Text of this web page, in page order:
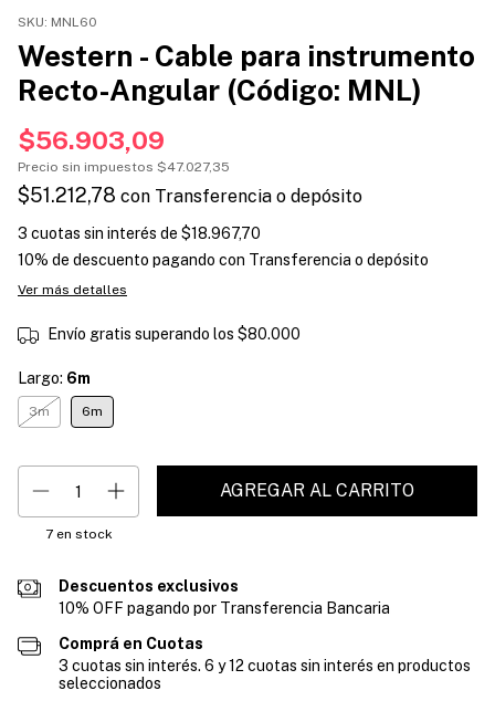
SKU: MNL60
Western - Cable para instrumento
Recto-Angular (Código: MNL)
$56.903,09
Precio sin impuestos $47.027,35
$51.212,78 con Transferencia o depósito
3 cuotas sin interés de $18.967,70
10% de descuento pagando con Transferencia o depósito
Ver más detalles
Envío gratis superando los $80.000
Largo: 6m
3m 6m
7en stock
Descuentos exclusivos
10% OFF pagando por Transferencia Bancaria
Comprá en Cuotas
3 cuotas sin interés. 6 y 12 cuotas sin interés en productos
seleccionados